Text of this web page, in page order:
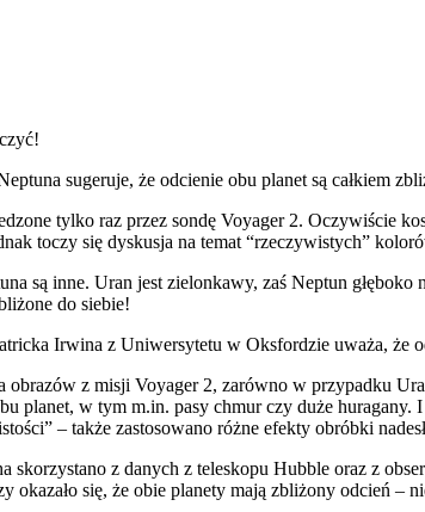
sugeruje, że odcienie obu planet są całkiem
tylko raz przez sondę Voyager 2. Oczywiście
toczy się dyskusja na temat “rzeczywistych”
są inne. Uran jest zielonkawy, zaś Neptun
do siebie!
Irwina z Uniwersytetu w Oksfordzie uważa,
obrazów z misji Voyager 2, zarówno w przypadku
planet, w tym m.in. pasy chmur czy duże
– także zastosowano różne efekty obróbki
skorzystano z danych z teleskopu Hubble oraz z
się, że obie planety mają zbliżony odcień –